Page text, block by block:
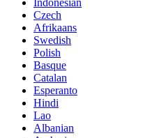
Indonesian
Czech
Afrikaans
Swedish
Polish
Basque
Catalan
Esperanto
Hindi
Lao
Albanian